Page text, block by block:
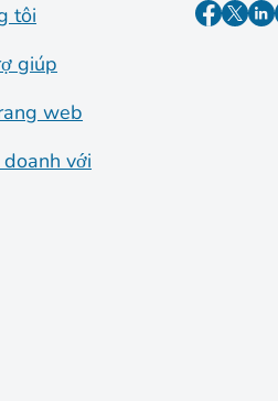
tôi
giúp
web
với